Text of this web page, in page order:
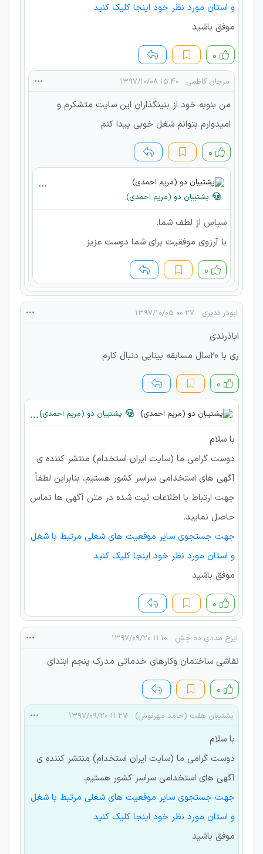
و استان مورد نظر خود اینجا کلیک کنید
موفق باشید
۰
مرجان کاظمی ۱۵:۴۰ ۱۳۹۷/۱۰/۰۸
من بنوبه خود از بنینگذاران این سایت متشکرم و
امیدوارم بتوانم شغل خوبی پیدا کنم
۰
پشتیبان دو (مریم احمدی)
سپاس از لطف شما.
با آرزوی موفقیت برای شما دوست عزیز
۰
ابوذر ندیری ۰۰:۲۷ ۱۳۹۷/۱۰/۰۵
اباذرندی
ری با ۲۰سال مسابقه بینایی دنبال کارم
۰
پشتیبان دو (مریم احمدی)
با سلام
دوست گرامی ما (سایت ایران استخدام) منتشر کننده ی
آگهی های استخدامی سراسر کشور هستیم، بنابراین لطفاً
جهت ارتباط با اطلاعات ثبت شده در متن آگهی ها تماس
حاصل نمایید.
جهت جستجوی سایر موقعیت های شغلی مرتبط با شغل
و استان مورد نظر خود اینجا کلیک کنید
موفق باشید
۰
ایرج مددی ده چش ۱۱:۱۰ ۱۳۹۷/۰۹/۲۰
نقاشی ساختمان وکارهای خدماتی مدرک پنجم ابتدای
۰
پشتیبان هفت (حامد مهرنوش) ۱۱:۲۷ ۱۳۹۷/۰۹/۲۰
با سلام
دوست گرامی ما (سایت ایران استخدام) منتشر کننده ی
آگهی های استخدامی سراسر کشور هستیم.
جهت جستجوی سایر موقعیت های شغلی مرتبط با شغل
و استان مورد نظر خود اینجا کلیک کنید
موفق باشید